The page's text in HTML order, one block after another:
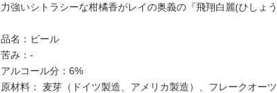
力強いシトラシーな柑橘香がレイの奥義の『飛翔白麗(ひしょ
品名：ビール
苦み：-
アルコール分：6%
原材料： 麦芽（ドイツ製造、アメリカ製造）、フレークオー